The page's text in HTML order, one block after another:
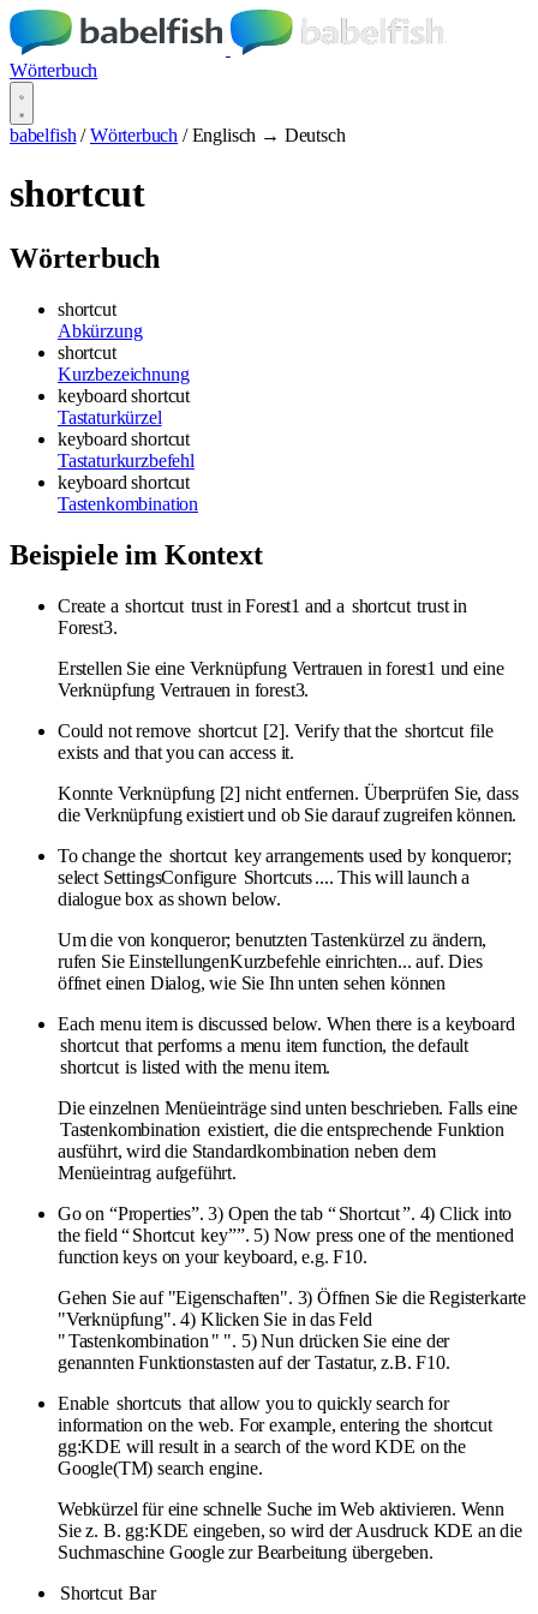
Wörterbuch
babelfish / Wörterbuch / Englisch → Deutsch
shortcut
Wörterbuch
shortcut
Abkürzung
shortcut
Kurzbezeichnung
keyboard shortcut
Tastaturkürzel
keyboard shortcut
Tastaturkurzbefehl
keyboard shortcut
Tastenkombination
Beispiele im Kontext
Create a shortcut trust in Forest1 and a shortcut trust in
Forest3.
Erstellen Sie eine Verknüpfung Vertrauen in forest1 und eine
Verknüpfung Vertrauen in forest3.
Could not remove shortcut [2]. Verify that the shortcut file
exists and that you can access it.
Konnte Verknüpfung [2] nicht entfernen. Überprüfen Sie, dass
die Verknüpfung existiert und ob Sie darauf zugreifen können.
To change the shortcut key arrangements used by konqueror;
select SettingsConfigure Shortcuts.... This will launch a
dialogue box as shown below.
Um die von konqueror; benutzten Tastenkürzel zu ändern,
rufen Sie EinstellungenKurzbefehle einrichten... auf. Dies
öffnet einen Dialog, wie Sie Ihn unten sehen können
Each menu item is discussed below. When there is a keyboard
shortcut that performs a menu item function, the default
shortcut is listed with the menu item.
Die einzelnen Menüeinträge sind unten beschrieben. Falls eine
Tastenkombination existiert, die die entsprechende Funktion
ausführt, wird die Standardkombination neben dem
Menüeintrag aufgeführt.
Go on “Properties”. 3) Open the tab “ Shortcut”. 4) Click into
the field “Shortcut key””. 5) Now press one of the mentioned
function keys on your keyboard, e.g. F10.
Gehen Sie auf "Eigenschaften". 3) Öffnen Sie die Registerkarte
"Verknüpfung". 4) Klicken Sie in das Feld
"Tastenkombination " ". 5) Nun drücken Sie eine der
genannten Funktionstasten auf der Tastatur, z.B. F10.
Enable shortcuts that allow you to quickly search for
information on the web. For example, entering the shortcut
gg:KDE will result in a search of the word KDE on the
Google(TM) search engine.
Webkürzel für eine schnelle Suche im Web aktivieren. Wenn
Sie z. B. gg:KDE eingeben, so wird der Ausdruck KDE an die
Suchmaschine Google zur Bearbeitung übergeben.
Shortcut Bar